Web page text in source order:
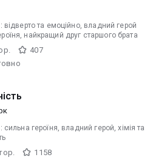
відверто та емоційно, владний герой
найкращий друг старшого брата
407
сильна героїня, владний герой, хімія та
1158